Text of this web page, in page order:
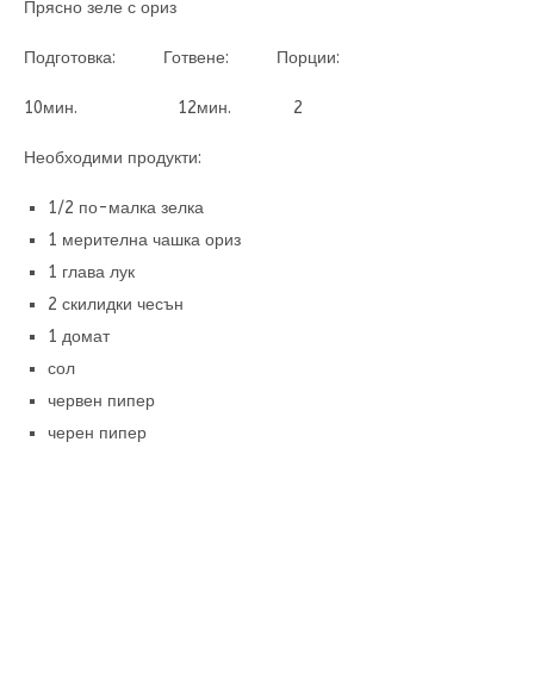
Прясно зеле с ориз
Подготовка: Готвене: Порции:
10мин. 12мин. 2
Необходими продукти:
1/2 по-малка зелка
1 мерителна чашка ориз
1 глава лук
2 скилидки чесън
1 домат
сол
червен пипер
черен пипер